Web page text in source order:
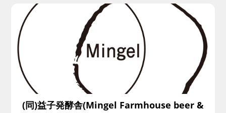
(同)益子発酵舎(Mingel Farmhouse beer &